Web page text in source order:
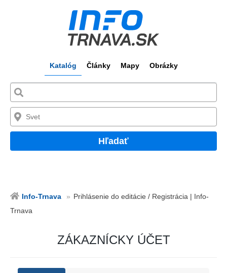
Katalóg Články Mapy Obrázky
Hľadať
Info-Trnava
Prihlásenie do editácie / Registrácia | Info-
Trnava
ZÁKAZNÍCKY ÚČET